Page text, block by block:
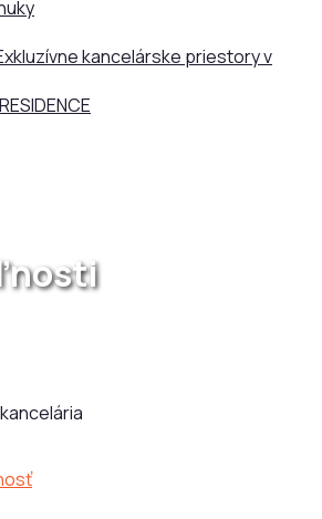
kancelárske priestory v